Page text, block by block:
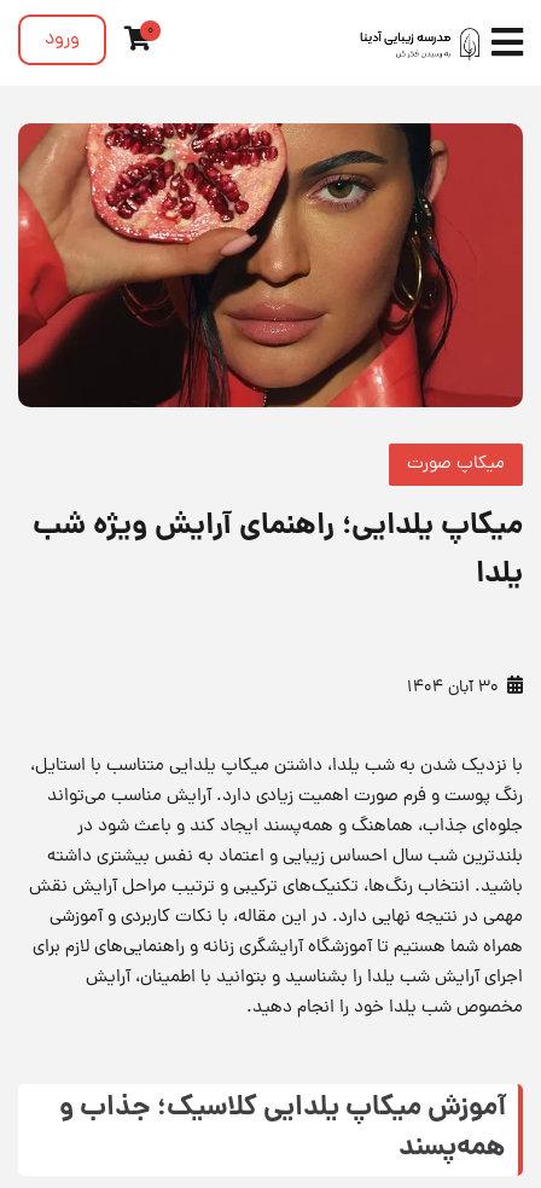
0 ورود
میکاپ صورت
میکاپ یلدایی؛ راهنمای آرایش ویژه شب
یلدا
با نزدیک شدن به شب یلدا، داشتن میکاپ یلدایی متناسب با استایل،
رنگ پوست و فرم صورت اهمیت زیادی دارد. آرایش مناسب می‌تواند
جلوه‌ای جذاب، هماهنگ و همه‌پسند ایجاد کند و باعث شود در
بلندترین شب سال احساس زیبایی و اعتماد به نفس بیشتری داشته
باشید. انتخاب رنگ‌ها، تکنیک‌های ترکیبی و ترتیب مراحل آرایش نقش
مهمی در نتیجه نهایی دارد. در این مقاله، با نکات کاربردی و آموزشی
همراه شما هستیم تا آموزشگاه آرایشگری زنانه و راهنمایی‌های لازم برای
اجرای آرایش شب یلدا را بشناسید و بتوانید با اطمینان، آرایش
مخصوص شب یلدا خود را انجام دهید.
آموزش میکاپ یلدایی کلاسیک؛ جذاب و
همه‌پسند